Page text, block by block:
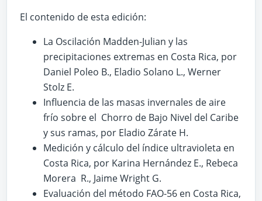
El contenido de esta edición:
La Oscilación Madden-Julian y las
precipitaciones extremas en Costa Rica, por
Daniel Poleo B., Eladio Solano L., Werner
Stolz E.
Influencia de las masas invernales de aire
frío sobre el Chorro de Bajo Nivel del Caribe
y sus ramas, por Eladio Zárate H.
Medición y cálculo del índice ultravioleta en
Costa Rica, por Karina Hernández E., Rebeca
Morera R., Jaime Wright G.
Evaluación del método FAO-56 en Costa Rica,